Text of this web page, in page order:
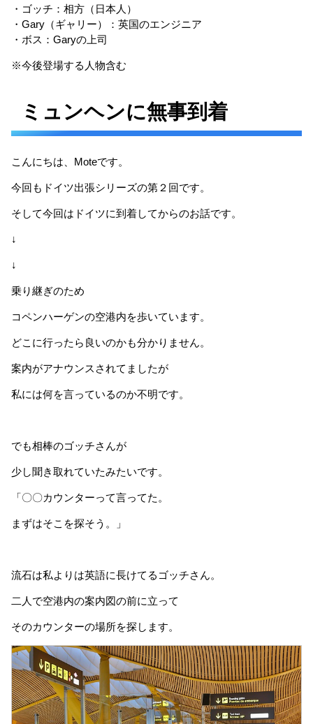
・ゴッチ：相方（日本人）
・Gary（ギャリー）：英国のエンジニア
・ボス：Garyの上司
※今後登場する人物含む
ミュンヘンに無事到着
こんにちは、Moteです。
今回もドイツ出張シリーズの第２回です。
そして今回はドイツに到着してからのお話です。
↓
↓
乗り継ぎのため
コペンハーゲンの空港内を歩いています。
どこに行ったら良いのかも分かりません。
案内がアナウンスされてましたが
私には何を言っているのか不明です。
でも相棒のゴッチさんが
少し聞き取れていたみたいです。
「〇〇カウンターって言ってた。
まずはそこを探そう。」
流石は私よりは英語に長けてるゴッチさん。
二人で空港内の案内図の前に立って
そのカウンターの場所を探します。